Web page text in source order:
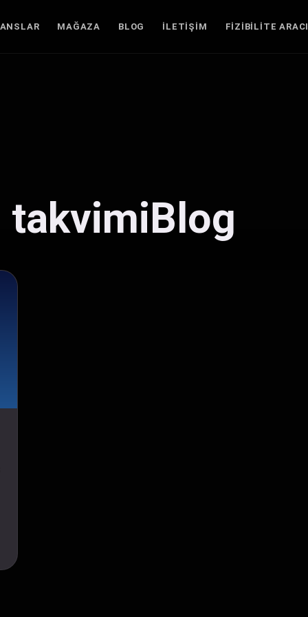
MAĞAZA BLOG İLETIŞIM FIZIBILITE ARACI
takvimiBlog